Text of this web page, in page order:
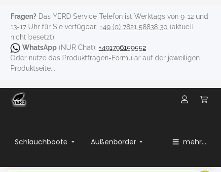
Fragen? Das YERD Service-Telefon ist Werktags von 9-12 und
13-17 Uhr für Sie verfügbar: +49 (0) 7821 58838 30 (aktuell
nicht besetzt).
WhatsApp (NUR Chat): +491796159552
Oder nutze das Produktfragen-Formular auf der jeweiligen
Produktseite...
Schlauchboote Außenborder mehr...